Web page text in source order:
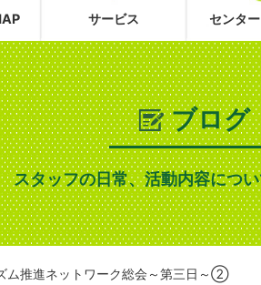
サービス センタ
ブログ
スタッフの日常、活動内容につ
ム推進ネットワーク総会～第三日～②